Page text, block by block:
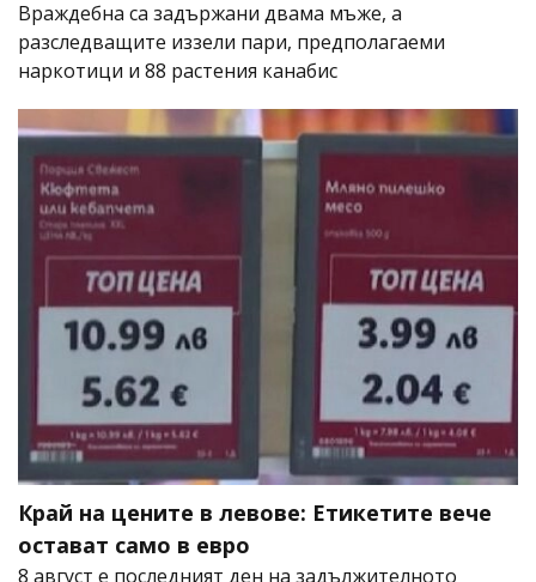
Враждебна са задържани двама мъже, а
разследващите иззели пари, предполагаеми
наркотици и 88 растения канабис
Край на цените в левове: Етикетите вече
остават само в евро
8 август е последният ден на задължителното